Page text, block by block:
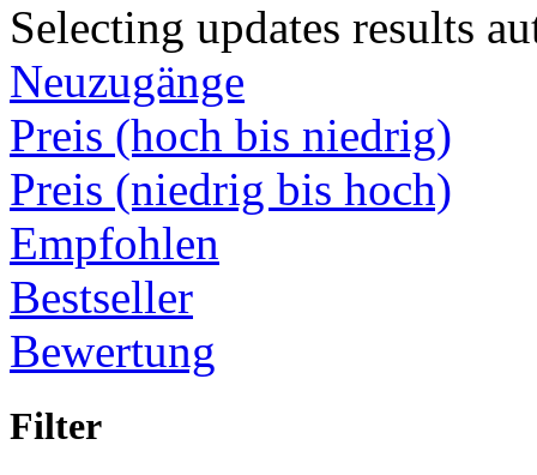
Selecting updates results
Neuzugänge
Preis (hoch bis niedrig)
Preis (niedrig bis hoch)
Empfohlen
Bestseller
Bewertung
Filter